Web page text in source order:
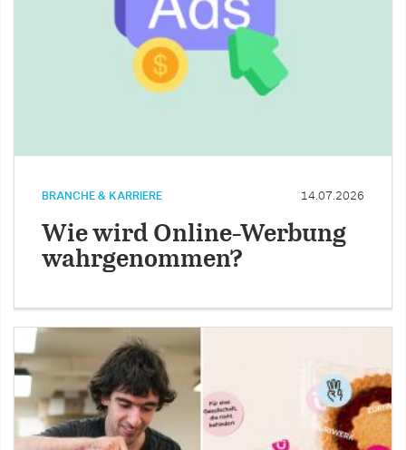
BRANCHE & KARRIERE 14.07.2026
Wie wird Online-Werbung
wahrgenommen?